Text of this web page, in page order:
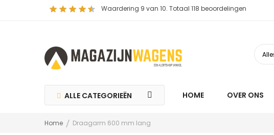
Waardering 9 van 10. Totaal 118 beoordelingen
ALLE CATEGORIEËN HOME OVER ONS
Home Draagarm 600 mm lang